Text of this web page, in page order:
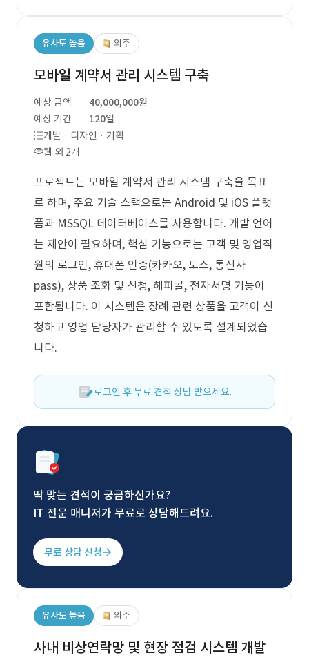
유사도 높음 외주
모바일 계약서 관리 시스템 구축
예상 금액
40,000,000원
예상 기간
120일
개발 · 디자인 · 기획
웹 외 2개
프로젝트는 모바일 계약서 관리 시스템 구축을 목표
로 하며, 주요 기술 스택으로는 Android 및 iOS 플랫
폼과 MSSQL 데이터베이스를 사용합니다. 개발 언어
는 제안이 필요하며, 핵심 기능으로는 고객 및 영업직
원의 로그인, 휴대폰 인증(카카오, 토스, 통신사
pass), 상품 조회 및 신청, 해피콜, 전자서명 기능이
포함됩니다. 이 시스템은 장례 관련 상품을 고객이 신
청하고 영업 담당자가 관리할 수 있도록 설계되었습
니다.
로그인 후 무료 견적 상담 받으세요.
딱 맞는 견적이 궁금하신가요?
IT 전문 매니저가 무료로 상담해드려요.
무료 상담 신청
유사도 높음 외주
사내 비상연락망 및 현장 점검 시스템 개발